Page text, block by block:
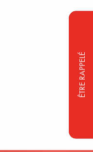
ÊTRE RAPPELÉ